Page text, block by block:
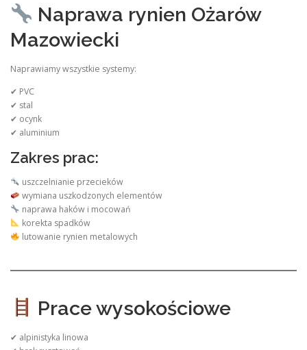
Naprawa rynien Ożarów
Mazowiecki
Naprawiamy wszystkie systemy:
✔ PVC
✔ stal
✔ ocynk
✔ aluminium
Zakres prac:
uszczelnianie przecieków
wymiana uszkodzonych elementów
naprawa haków i mocowań
korekta spadków
lutowanie rynien metalowych
Prace wysokościowe
✔ alpinistyka linowa